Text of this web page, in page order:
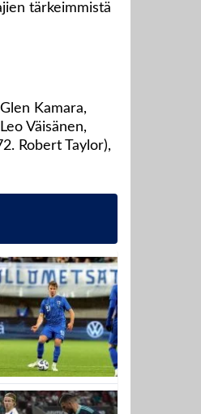
tärkeimmistä
Kamara,
Väisänen,
Robert Taylor),